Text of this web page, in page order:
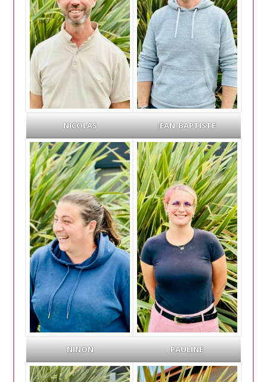
NICOLAS JEAN-BAPTISTE
NINON PAULINE